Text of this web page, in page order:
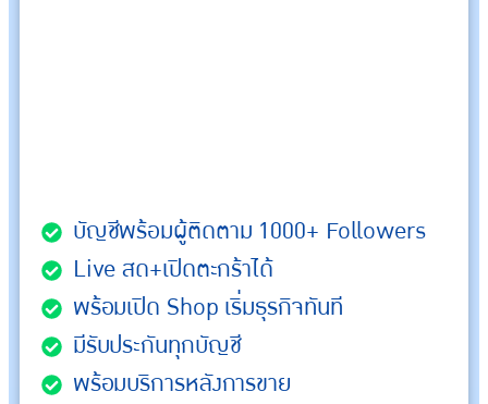
บัญชีพร้อมผู้ติดตาม 1000+ Followers
Live สด+เปิดตะกร้าได้
พร้อมเปิด Shop เริ่มธุรกิจทันที
มีรับประกันทุกบัญชี
พร้อมบริการหลังการขาย